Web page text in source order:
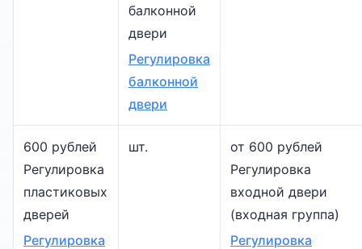
балконной
двери
Регулировка
балконной
двери
600 рублей
Регулировка
пластиковых
дверей
Регулировка
шт.
от 600 рублей
Регулировка
входной двери
(входная группа)
Регулировка